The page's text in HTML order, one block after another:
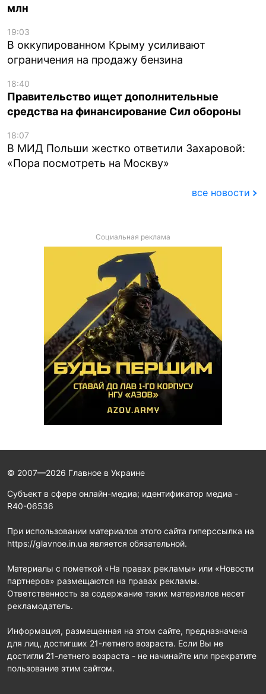
млн
19:03
В оккупированном Крыму усиливают
ограничения на продажу бензина
18:40
Правительство ищет дополнительные
средства на финансирование Сил обороны
18:07
В МИД Польши жестко ответили Захаровой:
«Пора посмотреть на Москву»
все новости
Социальная реклама
© 2007—2026 Главное в Украине
Субъект в сфере онлайн-медиа; идентификатор медиа -
R40-06536
При использовании материалов этого сайта гиперссылка на
https://glavnoe.in.ua является обязательной.
Материалы с пометкой «На правах рекламы» или «Новости
партнеров» размещаются на правах рекламы.
Ответственность за содержание таких материалов несет
рекламодатель.
Информация, размещенная на этом сайте, предназначена
для лиц, достигших 21-летнего возраста. Если Вы не
достигли 21-летнего возраста - не начинайте или прекратите
пользование этим сайтом.